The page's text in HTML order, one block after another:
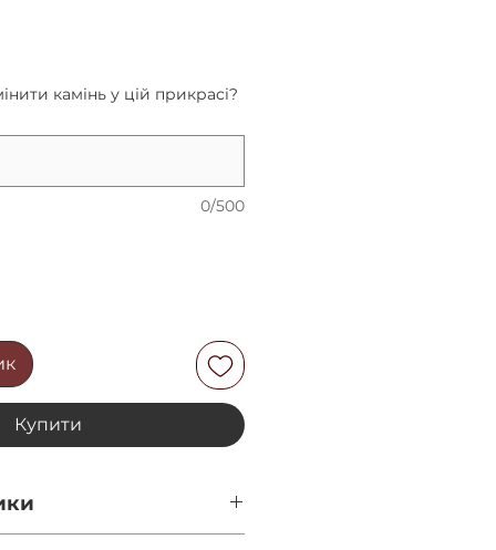
камінь у цій прикрасі?
0/500
Купити